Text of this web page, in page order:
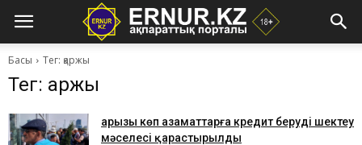
Басы Тег: қаржы
Тег: қаржы
Қарызы көп азаматтарға кредит беруді шектеу
мәселесі қарастырылды